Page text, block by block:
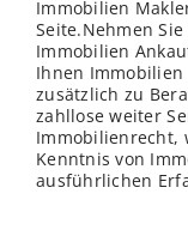
Immobilien
Seite.Nehmen
Immobilien
Ihnen
zusätzlich zu
zahllose weiter
Immobilienrecht,
Kenntnis von
ausführlichen